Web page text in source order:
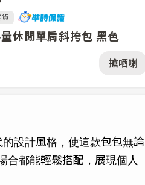
搶哂喇
休閒單肩斜挎包 黑色
設計風格，使這款包包無論
合都能輕鬆搭配，展現個人